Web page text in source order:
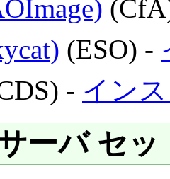
(ESO) -
- イン
ーバ セ